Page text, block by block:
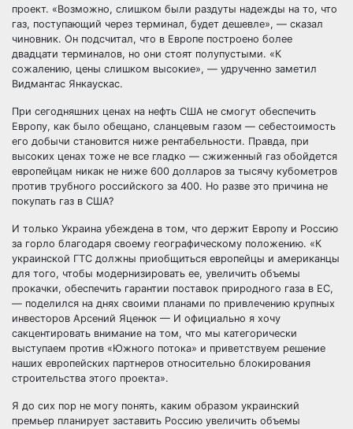
проект. «Возможно, слишком были раздуты надежды на то, что
газ, поступающий через терминал, будет дешевле», — сказал
чиновник. Он подсчитал, что в Европе построено более
двадцати терминалов, но они стоят полупустыми. «К
сожалению, цены слишком высокие», — удрученно заметил
Видмантас Янкаускас.
При сегодняшних ценах на нефть США не смогут обеспечить
Европу, как было обещано, сланцевым газом — себестоимость
его добычи становится ниже рентабельности. Правда, при
высоких ценах тоже не все гладко — сжиженный газ обойдется
европейцам никак не ниже 600 долларов за тысячу кубометров
против трубного российского за 400. Но разве это причина не
покупать газ в США?
И только Украина убеждена в том, что держит Европу и Россию
за горло благодаря своему географическому положению. «К
украинской ГТС должны приобщиться европейцы и американцы
для того, чтобы модернизировать ее, увеличить объемы
прокачки, обеспечить гарантии поставок природного газа в ЕС,
— поделился на днях своими планами по привлечению крупных
инвесторов Арсений Яценюк — И официально я хочу
сакцентировать внимание на том, что мы категорически
выступаем против «Южного потока» и приветствуем решение
наших европейских партнеров относительно блокирования
строительства этого проекта».
Я до сих пор не могу понять, каким образом украинский
премьер планирует заставить Россию увеличить объемы